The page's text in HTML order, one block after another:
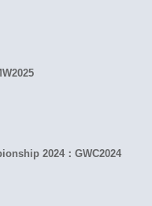
2024：GWC2024